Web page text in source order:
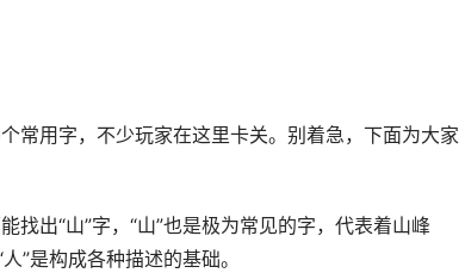
常用字，不少玩家在这里卡关。别着急，下面为大家
找出“山”字，“山”也是极为常见的字，代表着山峰
”是构成各种描述的基础。